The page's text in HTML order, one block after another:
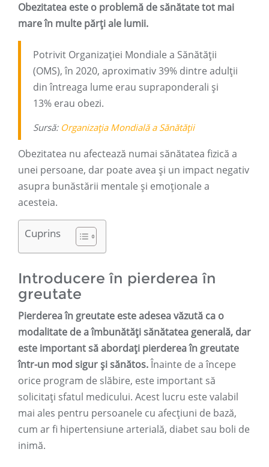
Obezitatea este o problemă de sănătate tot mai
mare în multe părți ale lumii.
Potrivit Organizației Mondiale a Sănătății
(OMS), în 2020, aproximativ 39% dintre adulții
din întreaga lume erau supraponderali și
13% erau obezi.
Sursă: Organizația Mondială a Sănătății
Obezitatea nu afectează numai sănătatea fizică a
unei persoane, dar poate avea și un impact negativ
asupra bunăstării mentale și emoționale a
acesteia.
Cuprins
Introducere în pierderea în
greutate
Pierderea în greutate este adesea văzută ca o
modalitate de a îmbunătăți sănătatea generală, dar
este important să abordați pierderea în greutate
într-un mod sigur și sănătos.Înainte de a începe
orice program de slăbire, este important să
solicitați sfatul medicului. Acest lucru este valabil
mai ales pentru persoanele cu afecțiuni de bază,
cum ar fi hipertensiune arterială, diabet sau boli de
inimă.